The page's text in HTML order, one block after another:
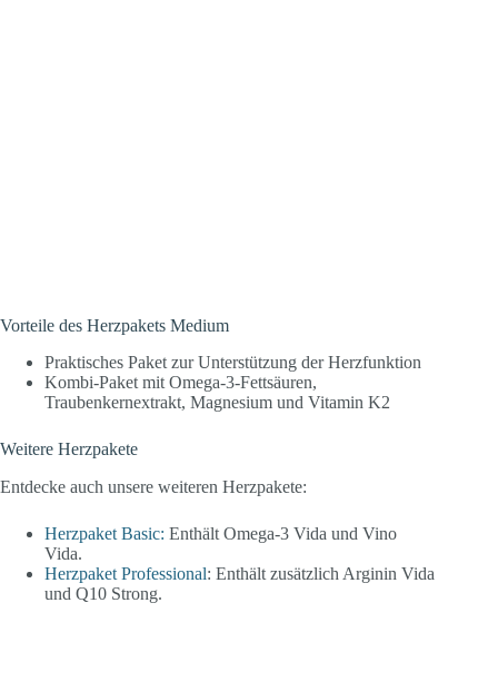
Vorteile des Herzpakets Medium
Praktisches Paket zur Unterstützung der Herzfunktion
Kombi-Paket mit Omega-3-Fettsäuren,
Traubenkernextrakt, Magnesium und Vitamin K2
Weitere Herzpakete
Entdecke auch unsere weiteren Herzpakete:
Herzpaket Basic: Enthält Omega-3 Vida und Vino
Vida.
Herzpaket Professional: Enthält zusätzlich Arginin Vida
und Q10 Strong.